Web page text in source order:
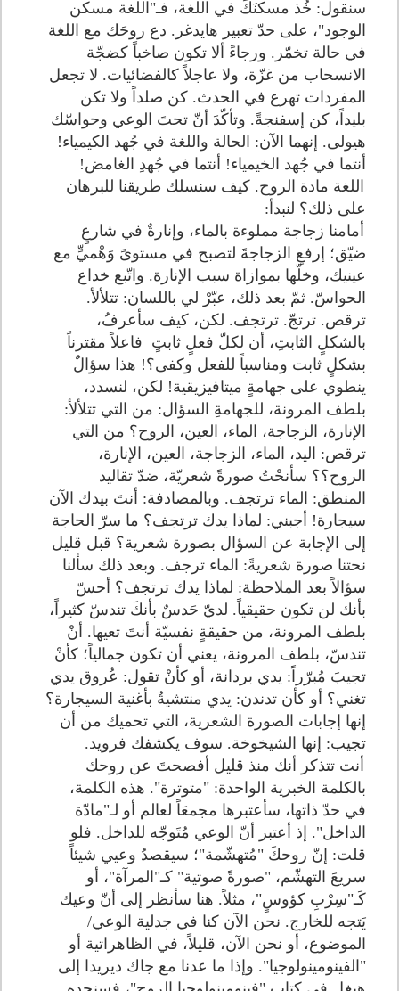
سنقول: خُذ مسكنَكَ في اللغة، فـ"اللغة مسكن
الوجود"، على حدّ تعبير هايدغر. دع روحَك مع اللغة
في حالة تخمّر. ورجاءً ألا تكون صاخباً كضجّة
الانسحاب من غزّة، ولا عاجلاً كالفضائيات. لا تجعل
المفردات تهرع في الحدث. كن صلداً ولا تكن
بليداً، كن إسفنجةً. وتأكّدَ أنّ تحتَ الوعي وحواسّك
هيولى. إنهما الآن: الحالة واللغة في جُهد الكيمياء!
أنتما في جُهد الخيمياء! أنتما في جُهدِ الغامض!
اللغة مادة الروح. كيف سنسلك طريقنا للبرهان
على ذلك؟ لنبدأ:
أمامنا زجاجة مملوءة بالماء، وإنارةٌ في شارعٍ
ضيّق؛ إرفعِ الزجاجةَ لتصبح في مستوىً وَهْميٍّ مع
عينيك، وخلّها بموازاة سبب الإنارة. واتّبع خداع
الحواسّ. ثمّ بعد ذلك، عبّرْ لي باللسان: تتلألأ.
ترقص. ترتجّ. ترتجف. لكن، كيف سأعرفُ،
بالشكلٍ الثابتِ، أن لكلّ فعلٍ ثابتٍ فاعلاً مقترناً
بشكلٍ ثابت ومناسباً للفعل وكفى؟! هذا سؤالٌ
ينطوي على جهامةٍ ميتافيزيقية! لكن، لنسدد،
بلطف المرونة، للجهامةِ السؤال: من التي تتلألأ:
الإنارة، الزجاجة، الماء، العين، الروح؟ من التي
ترقص: اليد، الماء، الزجاجة، العين، الإنارة،
الروح؟؟ سأنحْتُ صورةً شعريّة، ضدّ تقاليد
المنطق: الماء ترتجف. وبالمصادفة: أنتَ بيدك الآن
سيجارة! أجبني: لماذا يدك ترتجف؟ ما سرّ الحاجة
إلى الإجابة عن السؤال بصورة شعرية؟ قبل قليل
نحتنا صورة شعريةً: الماء ترجف. وبعد ذلك سألنا
سؤالاً بعد الملاحظة: لماذا يدك ترتجف؟ أحسّ
بأنك لن تكون حقيقياً. لديّ حَدسٌ بأنكَ تندسّ كثيراً،
بلطف المرونة، من حقيقةٍ نفسيّة أنتَ تعيها. أنْ
تندسّ، بلطف المرونة، يعني أن تكون جمالياً؛ كأنْ
تجيبَ مُبرّراً: يدي بردانة، أو كأنْ تقول: عُروق يدي
تغني؟ أو كأن تدندن: يدي منتشيةٌ بأغنية السيجارة؟
إنها إجابات الصورة الشعرية، التي تحميك من أن
تجيب: إنها الشيخوخة. سوف يكشفك فرويد.
أنت تتذكر أنك منذ قليل أفصحتَ عن روحك
بالكلمة الخبرية الواحدة: "متوترة". هذه الكلمة،
في حدّ ذاتها، سأعتبرها مجمعَاً لعالم أو لـ"مادّة
الداخل". إذ أعتبر أنّ الوعي مُتَوجّه للداخل. فلو
قلت: إنّ روحكَ "مُتهشّمة"؛ سيقصدُ وعيي شيئاً
سريعَ التهشّم، "صورةً صوتية" كـ"المرآة"، أو
كَـ"سِرْبِ كؤوسٍ"، مثلاً. هنا سأنظر إلى أنّ وعيك
يَتجه للخارج. نحن الآن كنا في جدلية الوعي/
الموضوع، أو نحن الآن، قليلاً، في الظاهراتية أو
"الفينومينولوجيا". وإذا ما عدنا مع جاك ديريدا إلى